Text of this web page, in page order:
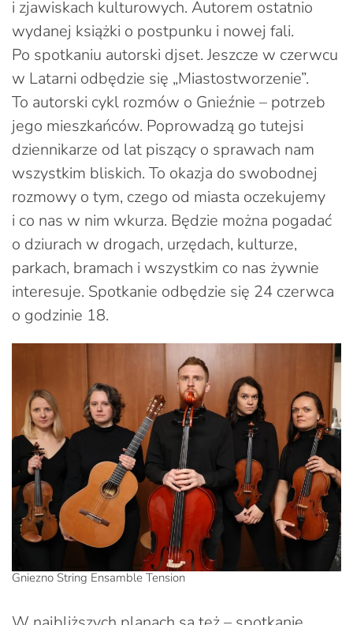
i zjawiskach kulturowych. Autorem ostatnio
wydanej książki o postpunku i nowej fali.
Po spotkaniu autorski djset. Jeszcze w czerwcu
w Latarni odbędzie się „Miastostworzenie”.
To autorski cykl rozmów o Gnieźnie – potrzeb
jego mieszkańców. Poprowadzą go tutejsi
dziennikarze od lat piszący o sprawach nam
wszystkim bliskich. To okazja do swobodnej
rozmowy o tym, czego od miasta oczekujemy
i co nas w nim wkurza. Będzie można pogadać
o dziurach w drogach, urzędach, kulturze,
parkach, bramach i wszystkim co nas żywnie
interesuje. Spotkanie odbędzie się 24 czerwca
o godzinie 18.
Gniezno String Ensamble Tension